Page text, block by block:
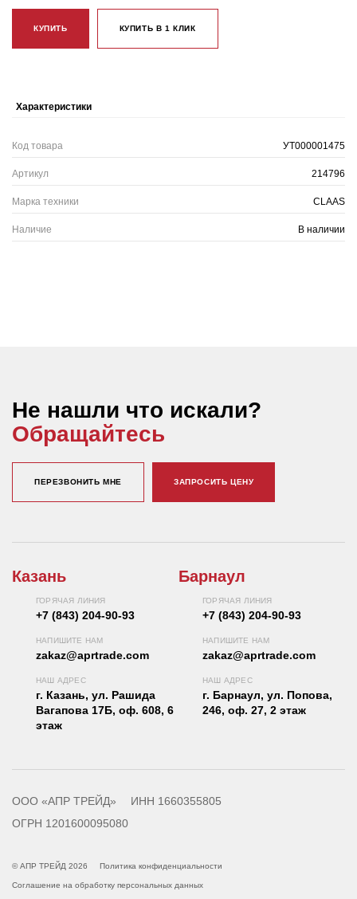
КУПИТЬ КУПИТЬ В 1 КЛИК
Характеристики
Код товара УТ000001475
Артикул 214796
Марка техники CLAAS
Наличие В наличии
Не нашли что искали?
Обращайтесь
ПЕРЕЗВОНИТЬ МНЕ ЗАПРОСИТЬ ЦЕНУ
Казань
ГОРЯЧАЯ ЛИНИЯ
+7 (843) 204-90-93
НАПИШИТЕ НАМ
zakaz@aprtrade.com
НАШ АДРЕС
г. Казань, ул. Рашида
Вагапова 17Б, оф. 608, 6
этаж
Барнаул
ГОРЯЧАЯ ЛИНИЯ
+7 (843) 204-90-93
НАПИШИТЕ НАМ
zakaz@aprtrade.com
НАШ АДРЕС
г. Барнаул, ул. Попова,
246, оф. 27, 2 этаж
ООО «АПР ТРЕЙД»
ИНН 1660355805
ОГРН 1201600095080
© АПР ТРЕЙД 2026 Политика конфиденциальности
Соглашение на обработку персональных данных